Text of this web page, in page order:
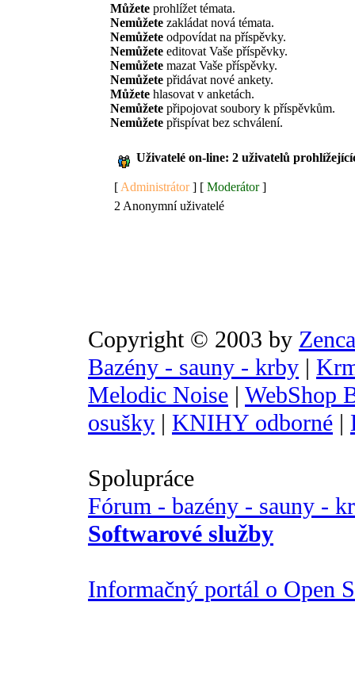
Můžete prohlížet témata.
Nemůžete zakládat nová témata.
Nemůžete odpovídat na příspěvky.
Nemůžete editovat Vaše příspěvky.
Nemůžete mazat Vaše příspěvky.
Nemůžete přidávat nové ankety.
Můžete hlasovat v anketách.
Nemůžete připojovat soubory k příspěvkům.
Nemůžete přispívat bez schválení.
Uživatelé on-line: 2 uživatelů
[ Administrátor] [ Moderátor]
2 Anonymní uživatelé
Copyright © 2003 by
Bazény - sauny - krby |
Melodic Noise | WebShop
osušky | KNIHY odborné |
Spolupráce
Fórum - bazény - sauny -
Softwarové služby
Informačný portál o Open